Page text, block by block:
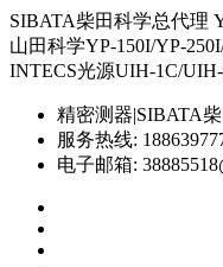
SIBATA柴田科学总代理
山田科学YP-150I/YP-
INTECS光源UIH-1C/
精密测器|SIBATA
服务热线:
电子邮箱: